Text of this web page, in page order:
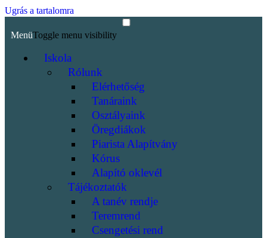
Ugrás a tartalomra
MenüToggle menu visibility
Iskola
Rólunk
Elérhetőség
Tanáraink
Osztályaink
Öregdiákok
Piarista Alapítvány
Kórus
Alapító oklevél
Tájékoztatók
A tanév rendje
Teremrend
Csengetési rend